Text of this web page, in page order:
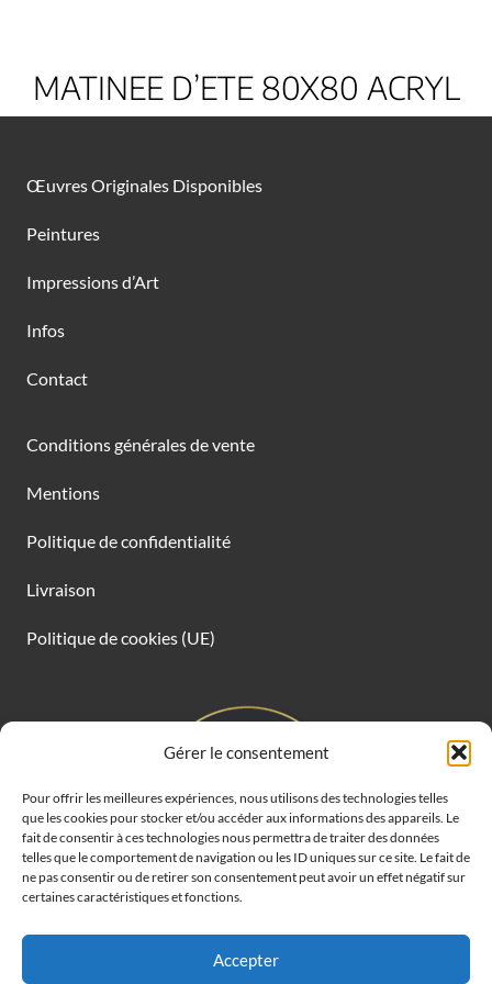
Gérer le consentement
Pour offrir les meilleures expériences, nous utilisons des technologies telles
que les cookies pour stocker et/ou accéder aux informations des appareils. Le
fait de consentir à ces technologies nous permettra de traiter des données
telles que le comportement de navigation ou les ID uniques sur ce site. Le fait de
ne pas consentir ou de retirer son consentement peut avoir un effet négatif sur
certaines caractéristiques et fonctions.
Accepter
MATINEE D’ETE 80X80 ACRYL
Œuvres Originales Disponibles
Peintures
Impressions d’Art
Infos
Contact
Conditions générales de vente
Mentions
Politique de confidentialité
Livraison
Politique de cookies (UE)